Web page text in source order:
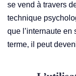
se vend à travers
technique
que l’internaute
terme, il peut